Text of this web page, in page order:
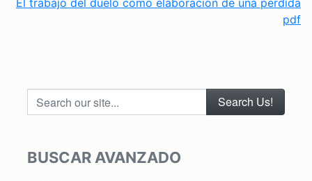
El trabajo del duelo como elaboracion de una perdida
pdf
Search our site...
BUSCAR AVANZADO